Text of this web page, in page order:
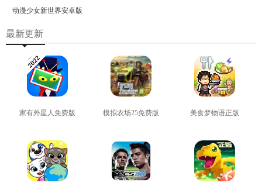
动漫少女新世界安卓版
最新更新
家有外星人免费版 模拟农场25免费版 美食梦物语正版